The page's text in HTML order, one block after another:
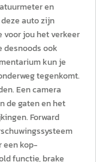
en
auto zijn
jou het verkeer
desnoods ook
kun je
tegenkomt.
Een camera
de gaten en het
Forward
een kop-
functie, brake